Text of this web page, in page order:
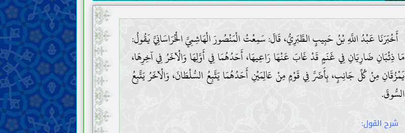
أَخْبَرَنَا عَبْدُ اللَّهِ بْنُ حَبِيبٍ الطَّبَرِيُّ، قَالَ: سَمِعْتُ الْمَنْصُورَ الْهَاشِمِيَّ الْخُرَاسَانِيَّ يَقُولُ:
مَا ذِئْبَانِ ضَارِيَانِ فِي غَنَمٍ قَدْ غَابَ عَنْهَا رَاعِيهَا، أَحَدُهُمَا فِي أَوَّلِهَا وَالْآخَرُ فِي آخِرِهَا،
يَمْزُقَانِ مِنْ كُلِّ جَانِبٍ، بِأَضَرَّ فِي قَوْمٍ مِنْ عَالِمَيْنِ أَحَدُهُمَا يَتَّبِعُ السُّلْطَانَ، وَالْآخَرُ يَتَّبِعُ
السُّوقَ.
شرح القول: